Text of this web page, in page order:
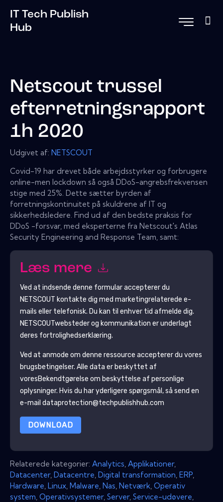
IT Tech Publish
Hub
Netscout trussel
efterretningsrapport
1h 2020
Udgivet af: NETSCOUT
Covid-19 har drevet både arbejdsstyrker og forbrugere
online-men lockdown så også DDoS-angrebsfrekvensen
stige med 25%. Dette sætter byrden af ​​
forretningskontinuitet på skuldrene af IT og
sikkerhedsledere. Find ud af den bedste praksis for
DDoS -forsvar, med eksperterne fra Netscout's Atlas
Security Engineering and Response Team, samt:
Læs mere
Ved at indsende denne formular accepterer du
NETSCOUT kontakte dig med marketingrelaterede e-
mails eller telefonisk. Du kan til enhver tid afmelde dig.
NETSCOUTwebsteder og kommunikation er underlagt
deres fortrolighedserklæring.
Ved at anmode om denne ressource accepterer du vores
brugsbetingelser. Alle data er beskyttet af
voresBekendtgørelse om beskyttelse af personlige
oplysninger. Hvis du har yderligere spørgsmål, så send en
e-mail dataprotection@techpublishhub.com
DOWNLOAD
Relaterede kategorier: Analytics Applikationer,
Datacenter, Datacentre Digital transformation ERP
Hardware Linux Malware Nas Netværk Operativ
system Operativsystemer, Server, Service-udøvere